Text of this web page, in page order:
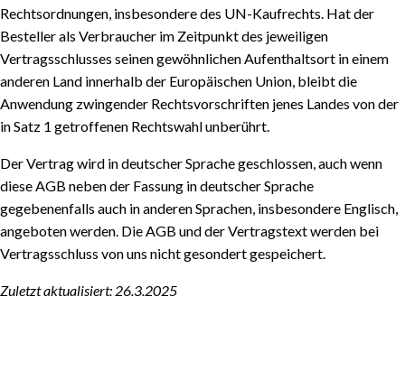
Rechtsordnungen, insbesondere des UN-Kaufrechts. Hat der
Besteller als Verbraucher im Zeitpunkt des jeweiligen
Vertragsschlusses seinen gewöhnlichen Aufenthaltsort in einem
anderen Land innerhalb der Europäischen Union, bleibt die
Anwendung zwingender Rechtsvorschriften jenes Landes von der
in Satz 1 getroffenen Rechtswahl unberührt.
Der Vertrag wird in deutscher Sprache geschlossen, auch wenn
diese AGB neben der Fassung in deutscher Sprache
gegebenenfalls auch in anderen Sprachen, insbesondere Englisch,
angeboten werden. Die AGB und der Vertragstext werden bei
Vertragsschluss von uns nicht gesondert gespeichert.
Zuletzt aktualisiert: 26.3.2025